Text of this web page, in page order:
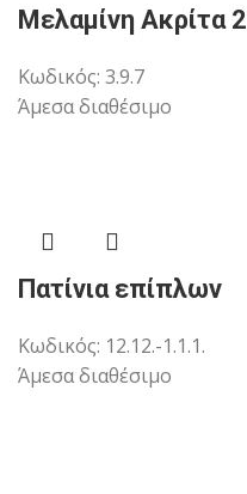
Μελαμίνη Ακρίτα
Κωδικός: 3.9.7
Άμεσα διαθέσιμο
Πατίνια επίπλων
Κωδικός: 12.12.-1.1.1.
Άμεσα διαθέσιμο